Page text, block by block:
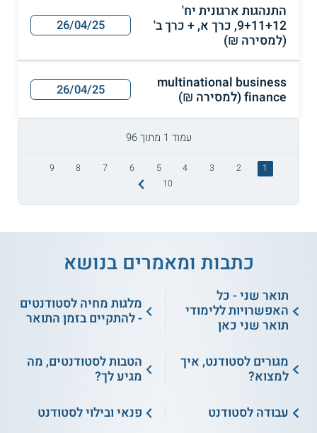
התנהגות ארגונית יח'
9+11+12, כרך א, + כרך ב'
(למסירה ₪)
26/04/25
multinational business
finance (למסירה ₪)
26/04/25
עמוד 1 מתוך 96
1
2
3
4
5
6
7
8
9
10
כתבות ומאמרים בנושא
תואר שני - כל
האפשרויות ללימודי
תואר שני כאן
מלגות מחיה לסטודנטים
- להתקיים בזמן התואר
מגורים לסטודנט, איך
למצוא?
הטבות לסטודנטים, מה
מגיע לך?
עבודה לסטודנט
פנאי ובילוי לסטודנט